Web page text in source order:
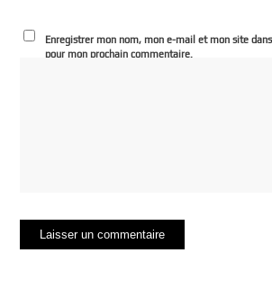
Enregistrer mon nom, mon e-mail et mon site
pour mon prochain commentaire.